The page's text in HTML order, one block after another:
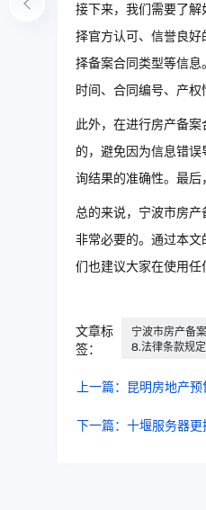
接下来，我们需要了
择官方认可、信誉良
择备案合同类型等信
时间、合同编号、产
此外，在进行房产备
的，避免因为信息错
询结果的准确性。最后
总的来说，宁波市房
非常必要的。通过本
们也建议大家在使用任
文章标
签：
宁波市房产备
8.法律条款规
上一篇：昆明房地产
下一篇：十堰服务器